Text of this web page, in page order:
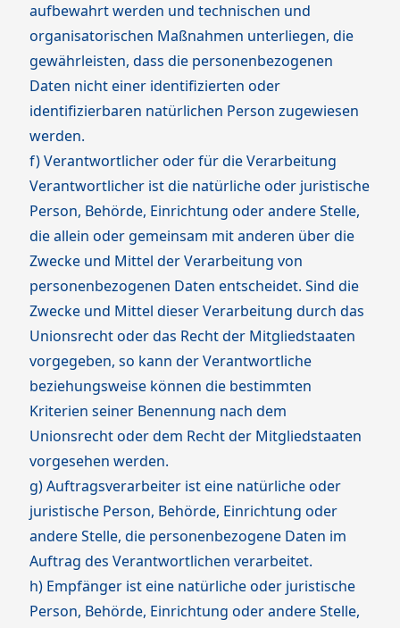
aufbewahrt werden und technischen und
organisatorischen Maßnahmen unterliegen, die
gewährleisten, dass die personenbezogenen
Daten nicht einer identifizierten oder
identifizierbaren natürlichen Person zugewiesen
werden.
f) Verantwortlicher oder für die Verarbeitung
Verantwortlicher ist die natürliche oder juristische
Person, Behörde, Einrichtung oder andere Stelle,
die allein oder gemeinsam mit anderen über die
Zwecke und Mittel der Verarbeitung von
personenbezogenen Daten entscheidet. Sind die
Zwecke und Mittel dieser Verarbeitung durch das
Unionsrecht oder das Recht der Mitgliedstaaten
vorgegeben, so kann der Verantwortliche
beziehungsweise können die bestimmten
Kriterien seiner Benennung nach dem
Unionsrecht oder dem Recht der Mitgliedstaaten
vorgesehen werden.
g) Auftragsverarbeiter ist eine natürliche oder
juristische Person, Behörde, Einrichtung oder
andere Stelle, die personenbezogene Daten im
Auftrag des Verantwortlichen verarbeitet.
h) Empfänger ist eine natürliche oder juristische
Person, Behörde, Einrichtung oder andere Stelle,